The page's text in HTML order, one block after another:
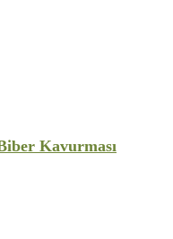
Kavurması